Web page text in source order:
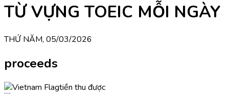
TỪ VỰNG TOEIC MỖI NGÀY
THỨ NĂM, 05/03/2026
proceeds
tiền thu được